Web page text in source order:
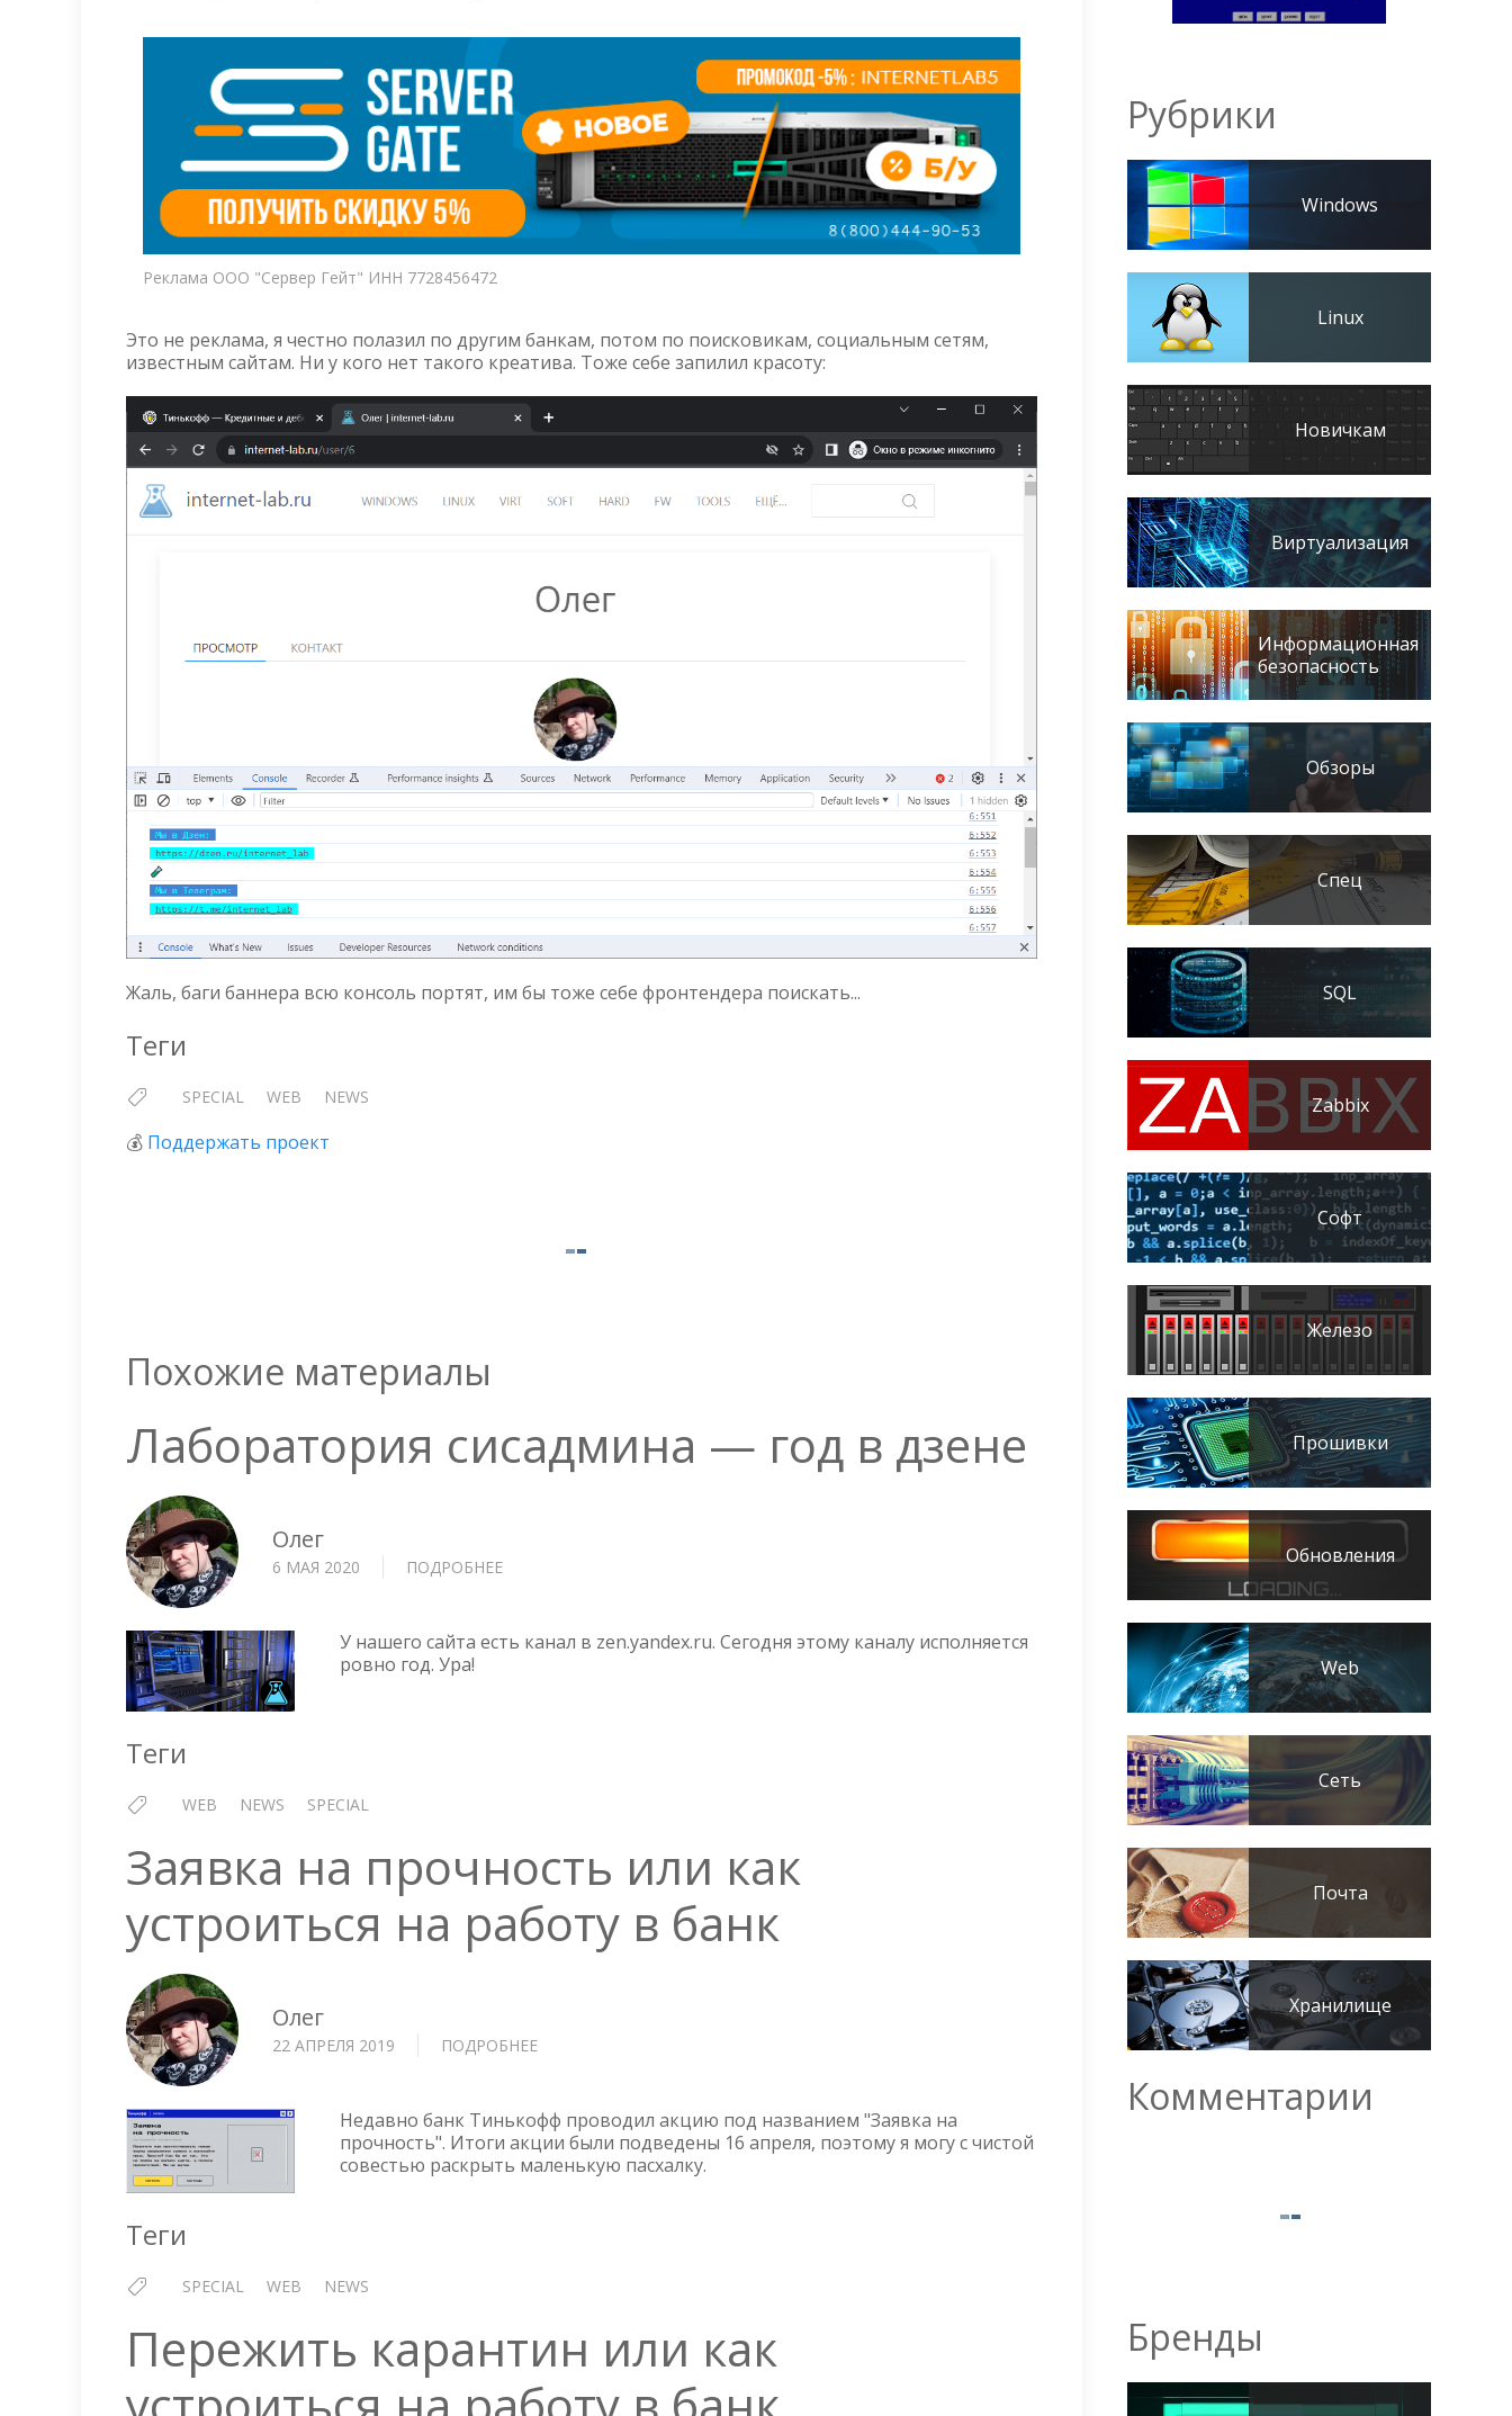
Реклама ООО "Сервер Гейт" ИНН 7728456472
Это не реклама, я честно полазил по другим банкам, потом по поисковикам, социальным сетям,
известным сайтам. Ни у кого нет такого креатива. Тоже себе запилил красоту:
Жаль, баги баннера всю консоль портят, им бы тоже себе фронтендера поискать...
Теги
SPECIAL WEB NEWS
💰 Поддержать проект
Похожие материалы
Лаборатория сисадмина — год в дзене
Олег
6 МАЯ 2020 ПОДРОБНЕЕ
—
У нашего сайта есть канал в zen.yandex.ru. Сегодня этому каналу исполняется
ровно год. Ура!
Теги
WEB NEWS SPECIAL
Заявка на прочность или как
устроиться на работу в банк
Олег
22 АПРЕЛЯ 2019 ПОДРОБНЕЕ
ПРОЧНОСТЬ
ИЛИ
КАК
Недавно банк Тинькофф проводил акцию под названием "Заявка на
прочность". Итоги акции были подведены 16 апреля, поэтому я могу с чистой
совестью раскрыть маленькую пасхалку.
Теги
SPECIAL WEB NEWS
Пережить карантин или как
Рубрики
Windows
Linux
Новичкам
Виртуализация
Информационная
безопасность
Обзоры
Спец
SQL
Zabbix
Софт
Железо
Прошивки
Обновления
Web
Сеть
Почта
Хранилище
Комментарии
Бренды